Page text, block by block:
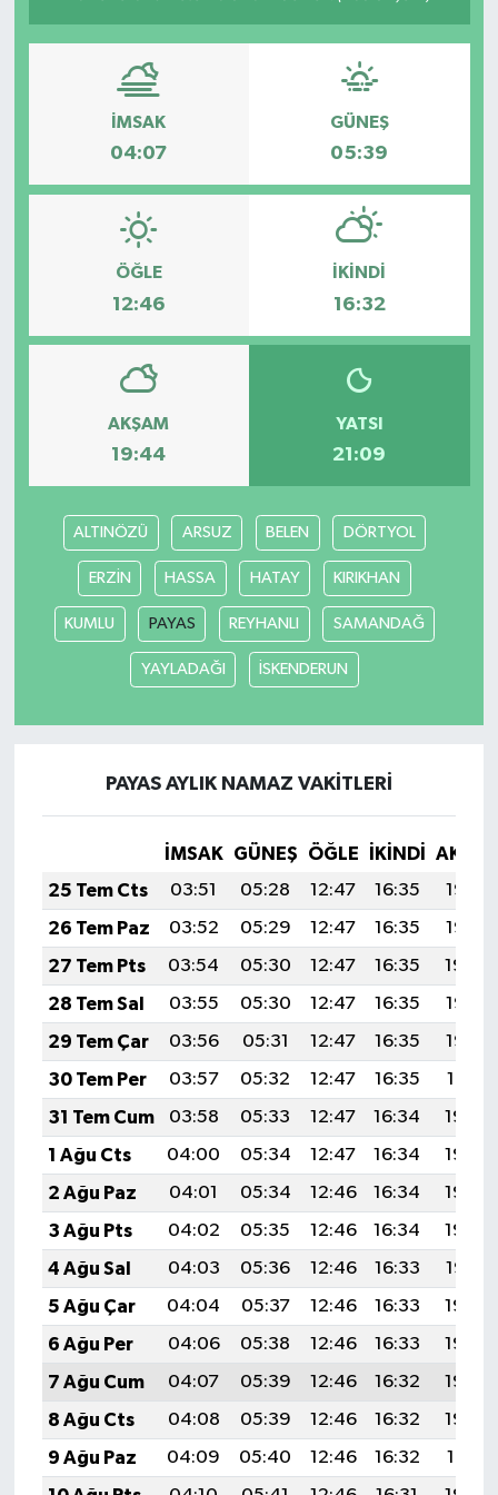
İMSAK
04:07
GÜNEŞ
05:39
ÖĞLE
12:46
İKINDI
16:32
AKŞAM
19:44
YATSI
21:09
ALTINÖZÜ ARSUZ BELEN DÖRTYOL
ERZİN HASSA HATAY KIRIKHAN
KUMLU PAYAS REYHANLI SAMANDAĞ
YAYLADAĞI İSKENDERUN
PAYAS AYLIK NAMAZ VAKITLERI
İMSAK GÜNEŞ ÖĞLE İKINDI
25 Tem Cts
03:51 05:28 12:47 16:35
19:55
26 Tem Paz
03:52 05:29 12:47 16:35
19:55
27 Tem Pts
03:54 05:30 12:47 16:35
19:54
28 Tem Sal
03:55 05:30 12:47 16:35
19:53
29 Tem Çar
03:56 05:31 12:47 16:35
19:52
30 Tem Per
03:57 05:32 12:47 16:35
19:51
31 Tem Cum
03:58 05:33 12:47 16:34
19:50
1 Ağu Cts
04:00 05:34 12:47 16:34
19:49
2 Ağu Paz
04:01 05:34 12:46 16:34
19:49
3 Ağu Pts
04:02 05:35 12:46 16:34
19:48
4 Ağu Sal
04:03 05:36 12:46 16:33
19:47
5 Ağu Çar
04:04 05:37 12:46 16:33
19:46
6 Ağu Per
04:06 05:38 12:46 16:33
19:45
7 Ağu Cum
04:07 05:39 12:46 16:32
19:44
8 Ağu Cts
04:08 05:39 12:46 16:32
19:42
9 Ağu Paz
04:09 05:40 12:46 16:32
19:41